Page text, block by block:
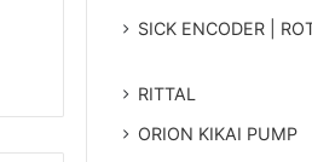
SICK ENCODER |
RITTAL
ORION KIKAI PUMP